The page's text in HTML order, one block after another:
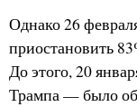
Однако 26
приостановить
До этого, 20
Трампа — было